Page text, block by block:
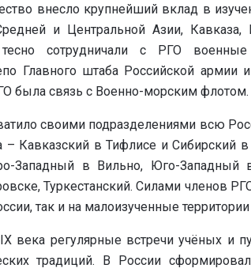
внесло крупнейший вклад в
и Центральной Азии,
тесно сотрудничали с РГО
Главного штаба Российской армии
была связь с Военно-морским флотом.
своими подразделениями всю
– Кавказский в Тифлисе и Сибирский
Западный в Вильно, Юго-
Туркестанский. Силами членов
так и на малоизученные
века регулярные встречи учёных и
традиций. В России